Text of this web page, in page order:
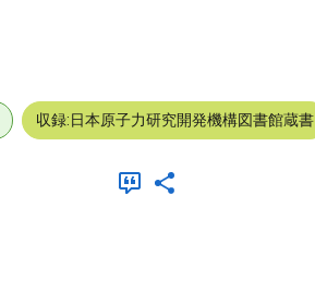
収録:日本原子力研究開発機構図書館蔵書